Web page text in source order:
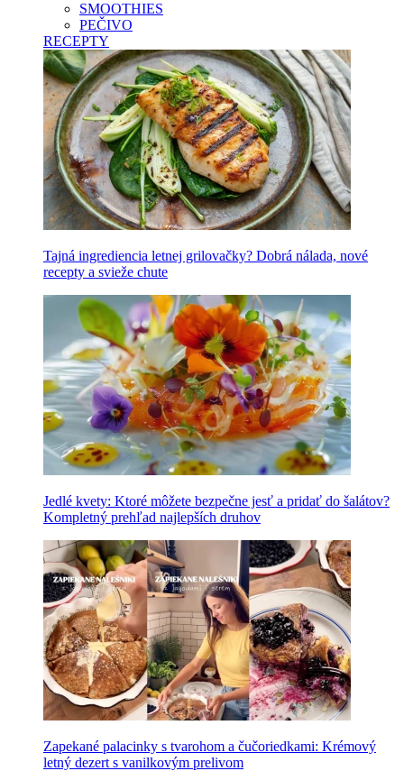
SMOOTHIES
PEČIVO
RECEPTY
Tajná ingrediencia letnej grilovačky? Dobrá nálada, nové
recepty a svieže chute
Jedlé kvety: Ktoré môžete bezpečne jesť a pridať do šalátov?
Kompletný prehľad najlepších druhov
Zapekané palacinky s tvarohom a čučoriedkami: Krémový
letný dezert s vanilkovým prelivom